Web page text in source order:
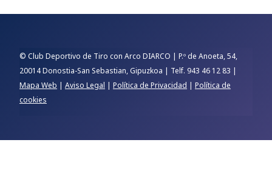
© Club Deportivo de Tiro con Arco DIARCO | P.º de Anoeta, 54,
20014 Donostia-San Sebastian, Gipuzkoa | Telf. 943 46 12 83 |
Mapa Web | Aviso Legal | Política de Privacidad | Política de
cookies